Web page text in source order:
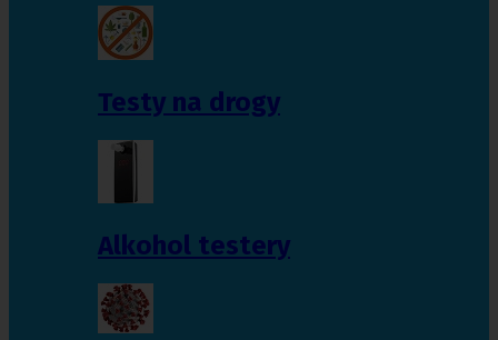
Testy na drogy
Alkohol testery